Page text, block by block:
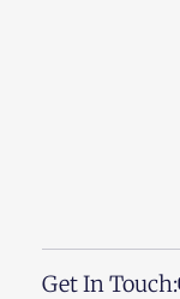
Get In Touch: